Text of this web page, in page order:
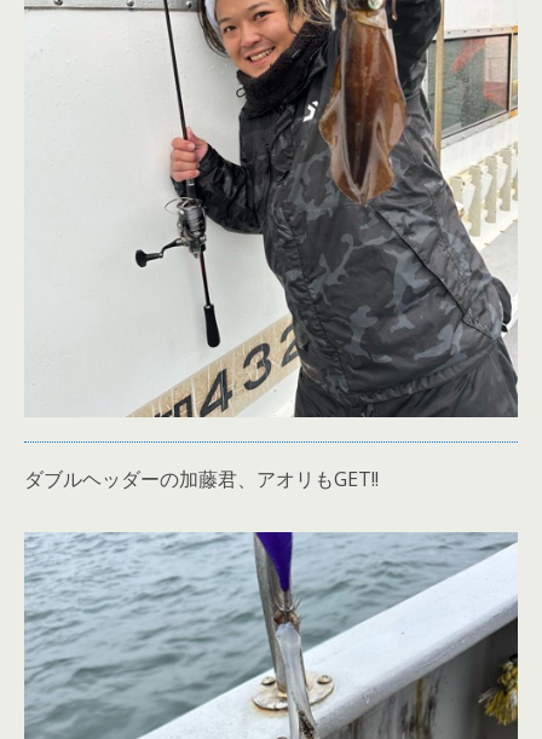
ダブルヘッダーの加藤君、アオリもGET!!